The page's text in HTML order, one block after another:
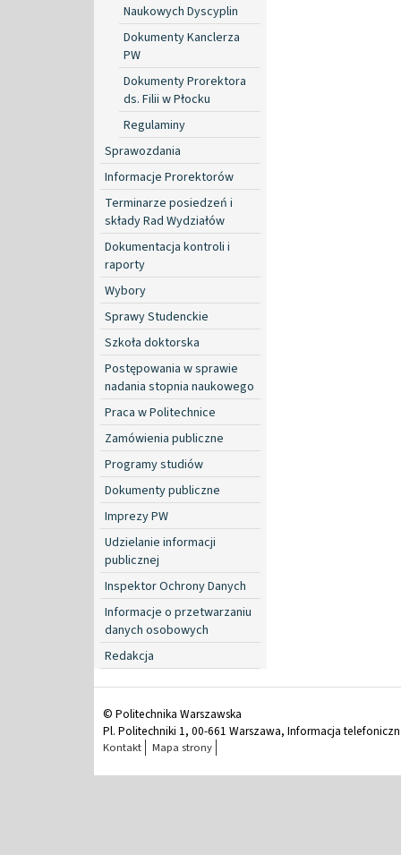
Naukowych Dyscyplin
Dokumenty Kanclerza
PW
Dokumenty Prorektora
ds. Filii w Płocku
Regulaminy
Sprawozdania
Informacje Prorektorów
Terminarze posiedzeń i
składy Rad Wydziałów
Dokumentacja kontroli i
raporty
Wybory
Sprawy Studenckie
Szkoła doktorska
Postępowania w sprawie
nadania stopnia naukowego
Praca w Politechnice
Zamówienia publiczne
Programy studiów
Dokumenty publiczne
Imprezy PW
Udzielanie informacji
publicznej
Inspektor Ochrony Danych
Informacje o przetwarzaniu
danych osobowych
Redakcja
© Politechnika Warszawska
Pl. Politechniki 1, 00-661 Warszawa, Informacja
Kontakt Mapa strony